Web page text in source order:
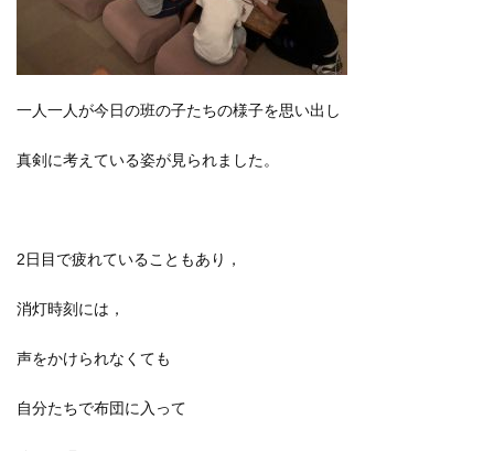
一人一人が今日の班の子たちの様子を思い出し
真剣に考えている姿が見られました。
2日目で疲れていることもあり，
消灯時刻には，
声をかけられなくても
自分たちで布団に入って